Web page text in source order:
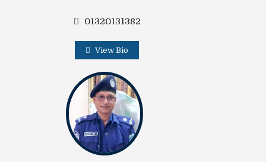
01320131382
View Bio